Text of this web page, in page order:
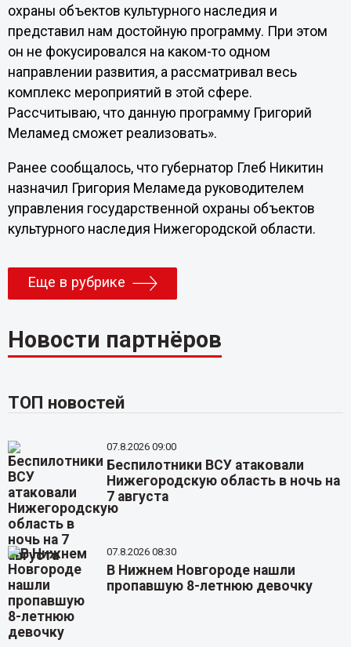
охраны объектов культурного наследия и
представил нам достойную программу. При этом
он не фокусировался на каком-то одном
направлении развития, а рассматривал весь
комплекс мероприятий в этой сфере.
Рассчитываю, что данную программу Григорий
Меламед сможет реализовать».
Ранее сообщалось, что губернатор Глеб Никитин
назначил Григория Меламеда руководителем
управления государственной охраны объектов
культурного наследия Нижегородской области.
Еще в рубрике
Новости партнёров
ТОП новостей
07.8.2026 09:00
Беспилотники ВСУ атаковали
Нижегородскую область в ночь на
7 августа
07.8.2026 08:30
В Нижнем Новгороде нашли
пропавшую 8-летнюю девочку